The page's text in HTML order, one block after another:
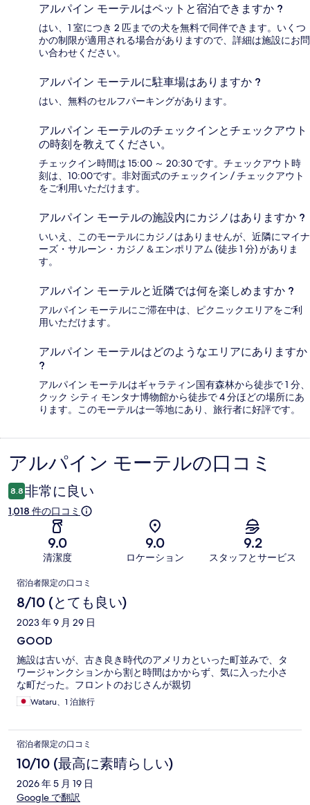
アルパイン モーテルはペットと宿泊できますか ?
はい、1 室につき 2 匹までの犬を無料で同伴できます。いくつ
かの制限が適用される場合がありますので、詳細は施設にお問
い合わせください。
アルパイン モーテルに駐車場はありますか ?
はい、無料のセルフパーキングがあります。
アルパイン モーテルのチェックインとチェックアウト
の時刻を教えてください。
チェックイン時間は 15:00 ～ 20:30 です。チェックアウト時
刻は、10:00です。非対面式のチェックイン / チェックアウト
をご利用いただけます。
アルパイン モーテルの施設内にカジノはありますか ?
いいえ、このモーテルにカジノはありませんが、近隣にマイナ
ーズ・サルーン・カジノ＆エンポリアム (徒歩 1 分) がありま
す。
アルパイン モーテルと近隣では何を楽しめますか ?
アルパイン モーテルにご滞在中は、ピクニックエリアをご利
用いただけます。
アルパイン モーテルはどのようなエリアにありますか
?
アルパイン モーテルはギャラティン国有森林から徒歩で 1 分、
クック シティ モンタナ博物館から徒歩で 4 分ほどの場所にあ
ります。このモーテルは一等地にあり、旅行者に好評です。
口
コ
ミ
アルパイン モーテルの口コミ
8.8 非常に良い
1,018 件の口コミ
9.0
清潔度
9.0
ロケーション
9.2
スタッフとサービス
口
コ
ミ
宿泊者限定の口コミ
8/10 (とても良い)
2023 年 9 月 29 日
GOOD
施設は古いが、古き良き時代のアメリカといった町並みで、タ
ワージャンクションから割と時間はかからず、気に入った小さ
な町だった。フロントのおじさんが親切
Wataru、1 泊旅行
宿泊者限定の口コミ
10/10 (最高に素晴らしい)
2026 年 5 月 19 日
Google で翻訳